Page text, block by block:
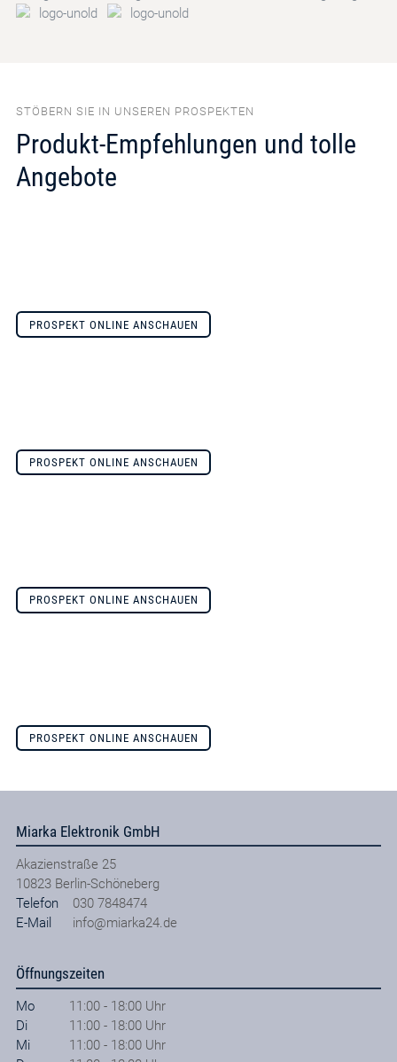
STÖBERN SIE IN UNSEREN PROSPEKTEN
Produkt-Empfehlungen und tolle
Angebote
PROSPEKT ONLINE ANSCHAUEN
PROSPEKT ONLINE ANSCHAUEN
PROSPEKT ONLINE ANSCHAUEN
PROSPEKT ONLINE ANSCHAUEN
Miarka Elektronik GmbH
Akazienstraße 25
10823 Berlin-Schöneberg
Telefon
030 7848474
E-Mail
info@miarka24.de
Öffnungszeiten
Mo
11:00 - 18:00 Uhr
Di
11:00 - 18:00 Uhr
Mi
11:00 - 18:00 Uhr